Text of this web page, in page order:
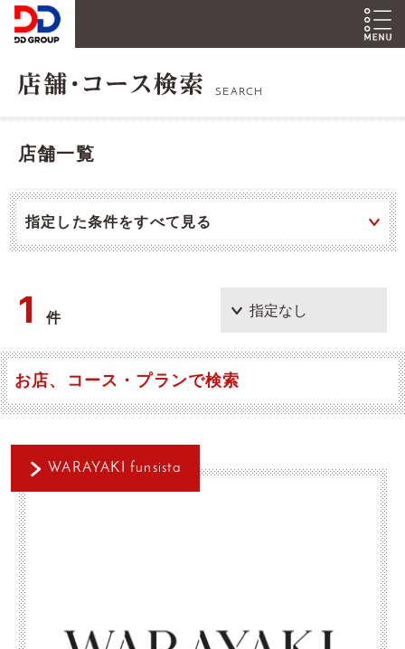
SEARCH
店舗一覧
指定した条件をすべて見る
1件
お店、コース・プランで検索
WARAYAKI funsista